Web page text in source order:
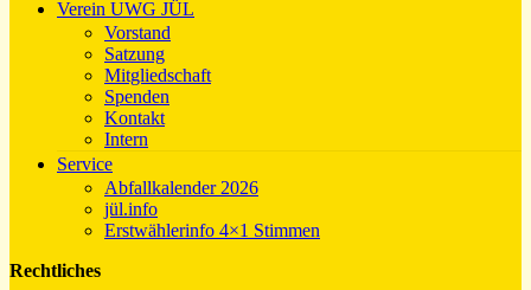
Verein UWG JÜL
Vorstand
Satzung
Mitgliedschaft
Spenden
Kontakt
Intern
Service
Abfallkalender 2026
jül.info
Erstwählerinfo 4×1 Stimmen
Rechtliches